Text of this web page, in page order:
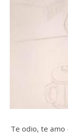
Te odio, te amo